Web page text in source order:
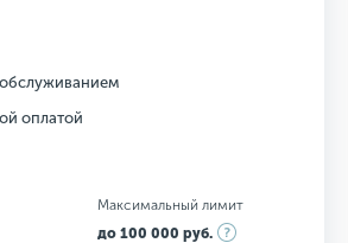
оплатой
Максимальный лимит
до 100 000 руб.